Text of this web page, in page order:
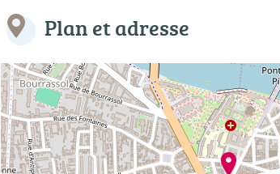
Plan et adresse